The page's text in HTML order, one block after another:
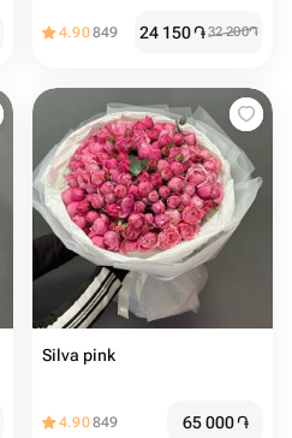
4.90849 24 150֏32 200֏
Silva pink️
4.90849 65 000֏